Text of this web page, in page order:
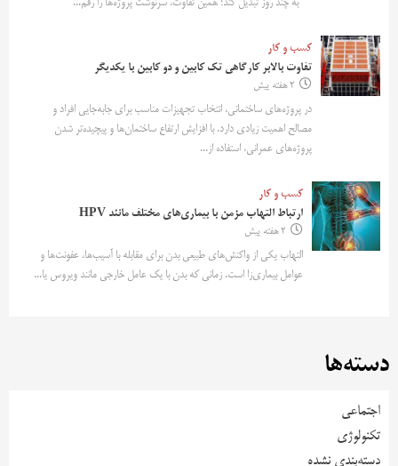
به چند روز تبدیل کند؛ همین تفاوت، سرنوشت پروژه‌ها را رقم...
کسب و کار
تفاوت بالابر کارگاهی تک کابین و دو کابین با یکدیگر
2 هفته پیش
در پروژه‌های ساختمانی، انتخاب تجهیزات مناسب برای جابه‌جایی افراد و
مصالح اهمیت زیادی دارد. با افزایش ارتفاع ساختمان‌ها و پیچیده‌تر شدن
پروژه‌های عمرانی، استفاده از...
کسب و کار
ارتباط التهاب مزمن با بیماری‌های مختلف مانند HPV
2 هفته پیش
التهاب یکی از واکنش‌های طبیعی بدن برای مقابله با آسیب‌ها، عفونت‌ها و
عوامل بیماری‌زا است. زمانی که بدن با یک عامل خارجی مانند ویروس یا...
دسته‌ها
اجتماعی
تکنولوژی
دسته‌بندی نشده